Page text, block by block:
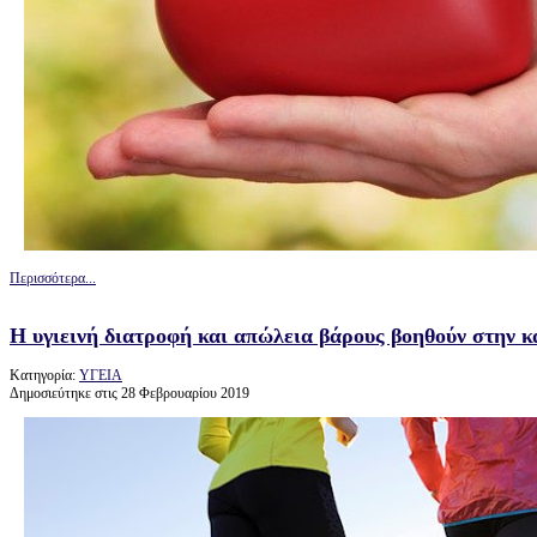
Περισσότερα...
Η υγιεινή διατροφή και απώλεια βάρους βοηθούν στην
Κατηγορία: ΥΓΕΙΑ
Δημοσιεύτηκε στις 28 Φεβρουαρίου 2019